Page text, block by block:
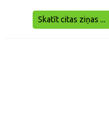
Skatīt citas ziņas ...